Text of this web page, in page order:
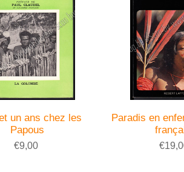
un ans chez les
Papous
€9,00
Paradis en